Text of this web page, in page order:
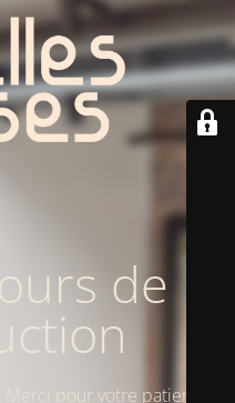
de
pour votre patience!